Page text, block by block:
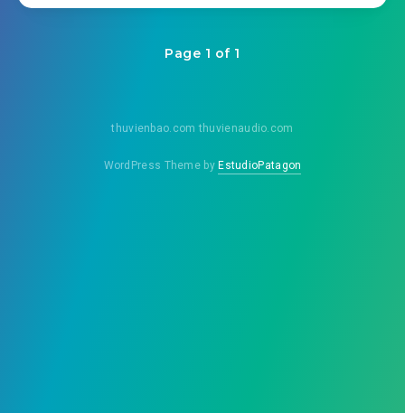
Page 1 of 1
thuvienbao.com thuvienaudio.com
WordPress Theme byEstudioPatagon